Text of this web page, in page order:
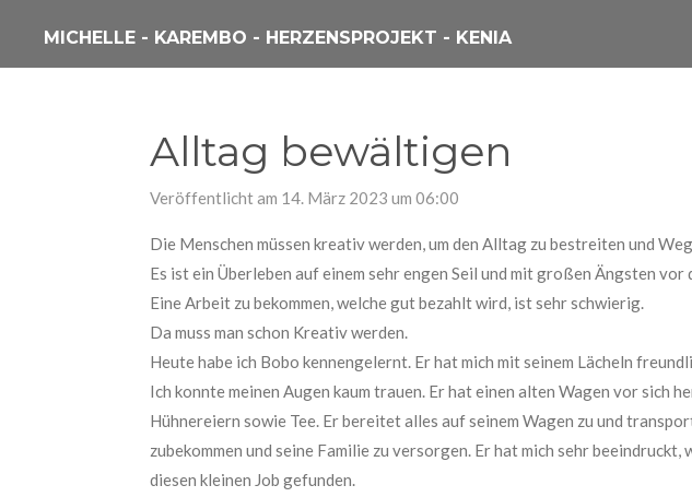
MICHELLE - KAREMBO - HERZENSPROJEKT - KENIA
Alltag bewältigen
Veröffentlicht am 14. März 2023 um 06:00
Die Menschen müssen kreativ werden, um den Alltag zu bestreiten und
Es ist ein Überleben auf einem sehr engen Seil und mit großen Ängsten vor
Eine Arbeit zu bekommen, welche gut bezahlt wird, ist sehr schwierig.
Da muss man schon Kreativ werden.
Heute habe ich Bobo kennengelernt. Er hat mich mit seinem Lächeln
Ich konnte meinen Augen kaum trauen. Er hat einen alten Wagen vor sich
Hühnereiern sowie Tee. Er bereitet alles auf seinem Wagen zu und
zubekommen und seine Familie zu versorgen. Er hat mich sehr
diesen kleinen Job gefunden.